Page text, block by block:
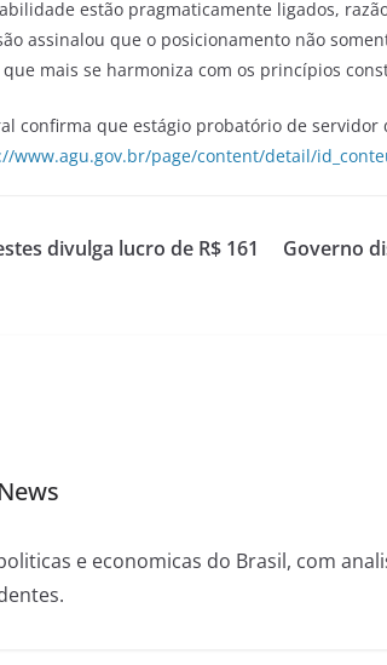
estão pragmaticamente ligados,
assinalou que o posicionamento não
que mais se harmoniza com os princípios
confirma que estágio probatório de servidor
www.agu.gov.br/page/content/detail/
divulga lucro de R$ 161
Governo
e economicas do Brasil, com